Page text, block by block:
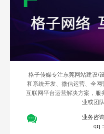
格子传媒专注东莞网站建设/
和系统开发、微信运营、全
互联网平台运营解决方案，
业或团
业务咨
qq